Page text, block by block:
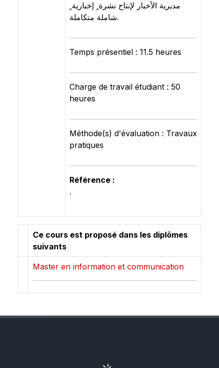
مديرية الأخبار لإنتاج نشرة ٍ إخبارية ٍ
شاملة متكاملة.
Temps présentiel : 11.5 heures
Charge de travail étudiant : 50
heures
Méthode(s) d'évaluation : Travaux
pratiques
Référence :
.
Ce cours est proposé dans les diplômes
suivants
Master en information et communication